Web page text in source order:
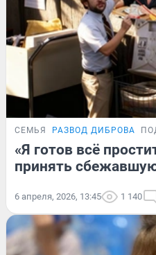
СЕМЬЯ РАЗВОД ДИБРОВА
«Я готов всё
принять
6 апреля, 2026, 13:45 1 140